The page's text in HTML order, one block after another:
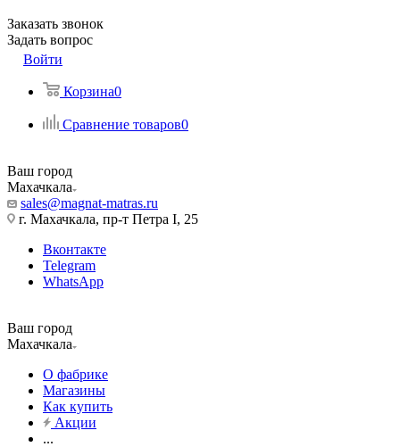
Заказать звонок
Задать вопрос
Войти
Корзина0
Сравнение товаров0
Ваш город
Махачкала
sales@magnat-matras.ru
г. Махачкала, пр-т Петра I, 25
Вконтакте
Telegram
WhatsApp
Ваш город
Махачкала
О фабрике
Магазины
Как купить
Акции
...